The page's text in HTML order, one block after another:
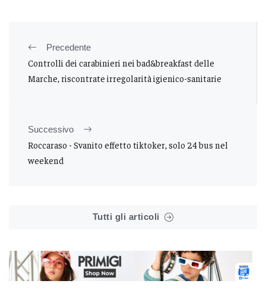
Precedente
Controlli dei carabinieri nei bad&breakfast delle
Marche, riscontrate irregolarità igienico-sanitarie
Successivo
Roccaraso - Svanito effetto tiktoker, solo 24 bus nel
weekend
Tutti gli articoli